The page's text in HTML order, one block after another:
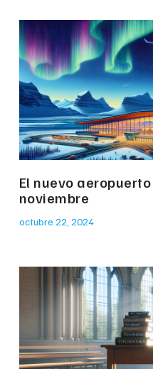
El nuevo
noviembre
octubre 22, 2024